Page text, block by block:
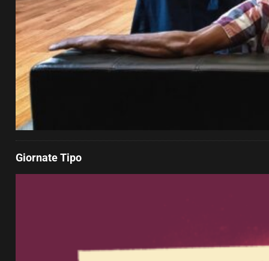
Giornate Tipo